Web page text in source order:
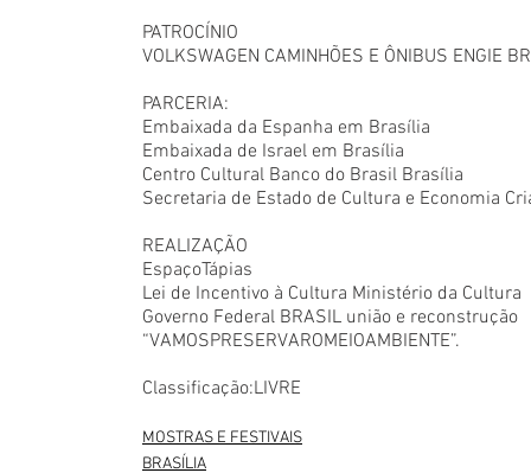
PATROCÍNIO
VOLKSWAGEN CAMINHÕES E ÔNIBUS ENGIE
PARCERIA:
Embaixada da Espanha em Brasília
Embaixada de Israel em Brasília
Centro Cultural Banco do Brasil Brasília
Secretaria de Estado de Cultura e Economia
REALIZAÇÃO
EspaçoTápias
Lei de Incentivo à Cultura Ministério da Cultura
Governo Federal BRASIL união e reconstrução
“VAMOSPRESERVAROMEIOAMBIENTE”.
Classificação:LIVRE
MOSTRAS E FESTIVAIS
BRASÍLIA